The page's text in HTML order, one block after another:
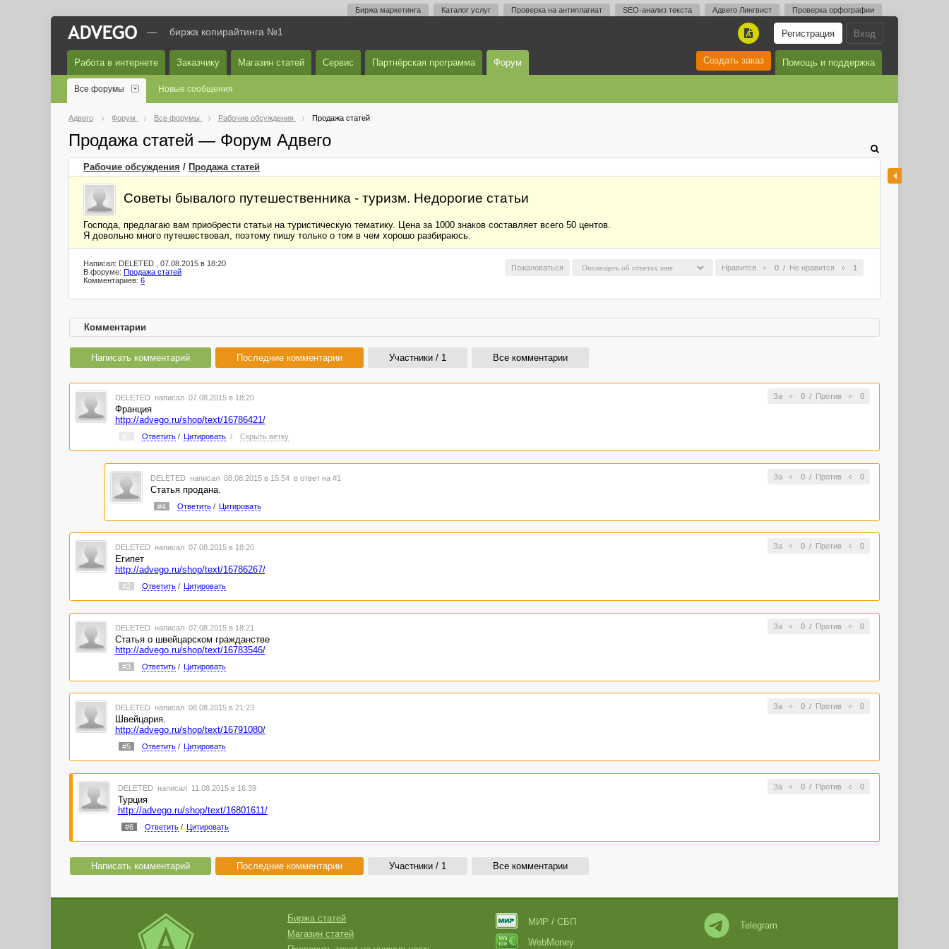
Биржа маркетинга Каталог услуг Проверка на антиплагиат SEO-анализ текста Адвего Лингвист Проверка орфографии
Вход
Регистрация
A
— биржа копирайтинга №1
Работа в интернете Заказчику Магазин статей Сервис Партнёрская программа Форум Помощь и поддержка
Создать заказ
Все форумы Новые сообщения
Адвего Форум Все форумы Рабочие обсуждения Продажа статей
Продажа статей — Форум Адвего
Рабочие обсуждения / Продажа статей
Советы бывалого путешественника - туризм. Недорогие статьи
Господа, предлагаю вам приобрести статьи на туристическую тематику. Цена за 1000 знаков составляет всего 50 центов.
Я довольно много путешествовал, поэтому пишу только о том в чем хорошо разбираюсь.
Нравится 0 / Не нравится 1
Пожаловаться
Написал: DELETED , 07.08.2015 в 18:20
В форуме: Продажа статей
Комментариев: 6
Комментарии
Написать комментарий Последние комментарии Участники / 1 Все комментарии
За 0/ Против 0
DELETED написал 07.08.2015 в 18:20
Франция
http://advego.ru/shop/text/16786421/
Ответить/ Цитировать / Скрыть ветку
За 0/ Против 0
DELETED написал 08.08.2015 в 15:54 в ответ на #1
Статья продана.
#4 Ответить/ Цитировать
За 0/ Против 0
DELETED написал 07.08.2015 в 18:20
Египет
http://advego.ru/shop/text/16786267/
#2 Ответить/ Цитировать
За 0/ Против 0
DELETED написал 07.08.2015 в 18:21
Статья о швейцарском гражданстве
http://advego.ru/shop/text/16783546/
#3 Ответить/ Цитировать
За 0/ Против 0
DELETED написал 08.08.2015 в 21:23
Швейцария.
http://advego.ru/shop/text/16791080/
#5 Ответить/ Цитировать
За 0/ Против 0
DELETED написал 11.08.2015 в 16:39
Турция
http://advego.ru/shop/text/16801611/
#6 Ответить/ Цитировать
Написать комментарий Последние комментарии Участники / 1 Все комментарии
Биржа статей
Магазин статей
МИР / СБП
WebMoney
Telegram